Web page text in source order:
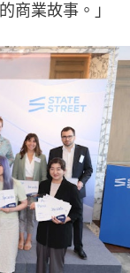
商業故事。」